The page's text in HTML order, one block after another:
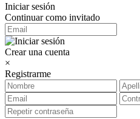
Iniciar sesión
Continuar como invitado
Crear una cuenta
×
Registrarme